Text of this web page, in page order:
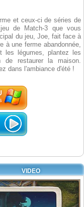
et ceux-ci de séries de
de Match-3 que vous
du jeu, Joe, fait face à
à une ferme abandonnée,
les légumes, plantez les
restaurer la maison.
dans l'ambiance d'été !
VIDEO